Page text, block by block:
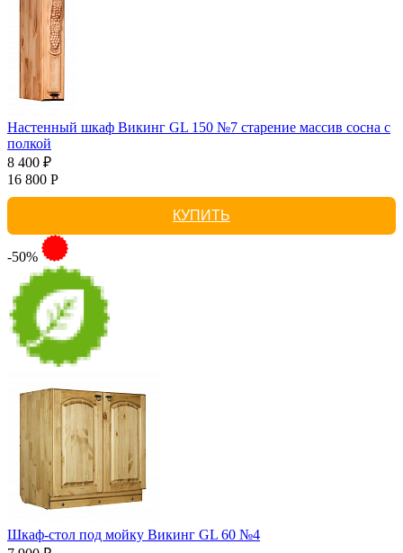
Настенный шкаф Викинг GL 150 №7 старение массив сосна с
полкой
8 400 ₽
16 800 Р
КУПИТЬ
-50%
Шкаф-стол под мойку Викинг GL 60 №4